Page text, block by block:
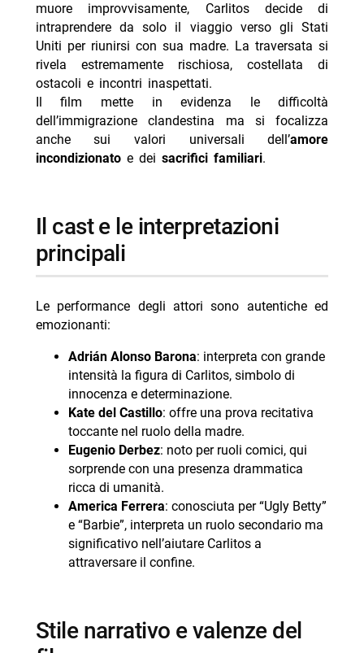
muore improvvisamente, Carlitos decide di
intraprendere da solo il viaggio verso gli Stati
Uniti per riunirsi con sua madre. La traversata si
rivela estremamente rischiosa, costellata di
ostacoli e incontri inaspettati.
Il film mette in evidenza le difficoltà
dell’immigrazione clandestina ma si focalizza
anche sui valori universali dell’amore
incondizionatoe dei sacrifici familiari.
il cast e le interpretazioni
principali
Le performance degli attori sono autentiche ed
emozionanti:
Adrián Alonso Barona: interpreta con grande
intensità la figura di Carlitos, simbolo di
innocenza e determinazione.
Kate del Castillo: offre una prova recitativa
toccante nel ruolo della madre.
Eugenio Derbez: noto per ruoli comici, qui
sorprende con una presenza drammatica
ricca di umanità.
America Ferrera: conosciuta per “Ugly Betty”
e “Barbie”, interpreta un ruolo secondario ma
significativo nell’aiutare Carlitos a
attraversare il confine.
stile narrativo e valenze del